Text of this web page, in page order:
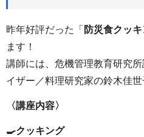
昨年好評だった「 防災食クッキ
ます！
講師には、危機管理教育研究
イザー／料理研究家の鈴木佳世
〈講座内容〉
🍳クッキング